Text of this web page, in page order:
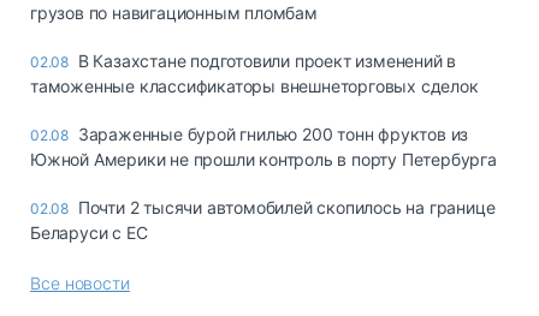
грузов по навигационным пломбам
02.08 В Казахстане подготовили проект изменений в
таможенные классификаторы внешнеторговых сделок
02.08 Зараженные бурой гнилью 200 тонн фруктов из
Южной Америки не прошли контроль в порту Петербурга
02.08 Почти 2 тысячи автомобилей скопилось на границе
Беларуси с ЕС
Все новости